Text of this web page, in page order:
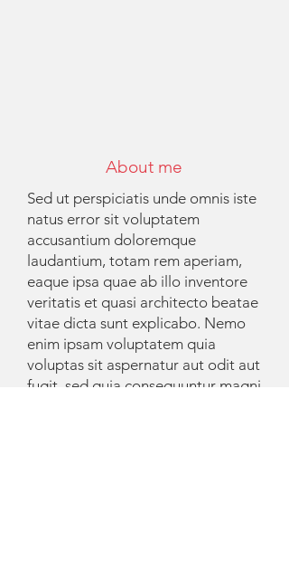
About me
Sed ut perspiciatis unde omnis iste
natus error sit voluptatem
accusantium doloremque
laudantium, totam rem aperiam,
eaque ipsa quae ab illo inventore
veritatis et quasi architecto beatae
vitae dicta sunt explicabo. Nemo
enim ipsam voluptatem quia
voluptas sit aspernatur aut odit aut
fugit, sed quia consequuntur magni